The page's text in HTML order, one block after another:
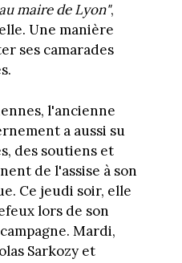
maire de Lyon",
Une manière
ses camarades
l'ancienne
a aussi su
des soutiens et
de l'assise à son
Ce jeudi soir, elle
lors de son
Mardi,
Sarkozy et